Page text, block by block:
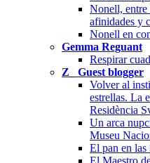
Nonell, entre
afinidades y
Nonell en
Gemma Reguant
Respirar
Z_ Guest blogger
Volver al
estrellas. La
Residència
Un arca
Museu
El pan en las
El Maestro